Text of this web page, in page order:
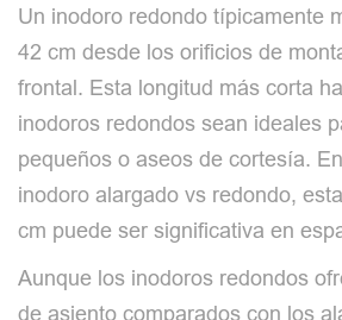
Un inodoro redondo típicamente
42 cm desde los orificios de
frontal. Esta longitud más corta
inodoros redondos sean ideales
pequeños o aseos de cortesía.
inodoro alargado vs redondo,
cm puede ser significativa en
Aunque los inodoros redondos
de asiento comparados con los